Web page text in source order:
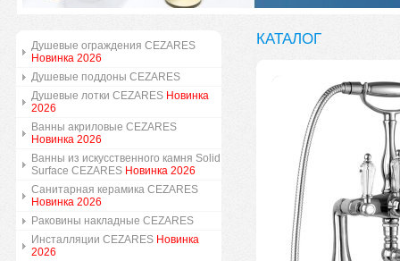
Душевые ограждения CEZARES
Новинка 2026
Душевые поддоны CEZARES
Душевые лотки CEZARES Новинка
2026
Ванны акриловые CEZARES
Новинка 2026
Ванны из искусственного камня Solid
Surface CEZARES Новинка 2026
Санитарная керамика CEZARES
Новинка 2026
Раковины накладные CEZARES
Инсталляции CEZARES Новинка
2026
КАТАЛОГ